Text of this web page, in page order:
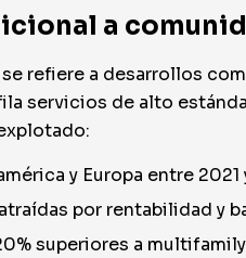
a
refiere a desarrollos
servicios de alto
y Europa entre 2021
por rentabilidad y
superiores a